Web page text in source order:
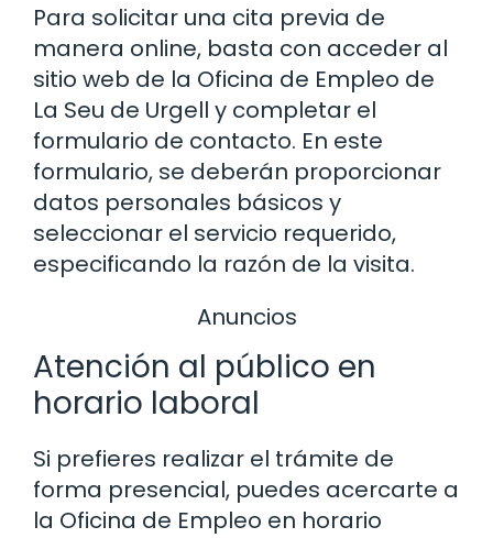
Para solicitar una cita previa de
manera online, basta con acceder al
sitio web de la Oficina de Empleo de
La Seu de Urgell y completar el
formulario de contacto. En este
formulario, se deberán proporcionar
datos personales básicos y
seleccionar el servicio requerido,
especificando la razón de la visita.
Anuncios
Atención al público en
horario laboral
Si prefieres realizar el trámite de
forma presencial, puedes acercarte a
la Oficina de Empleo en horario